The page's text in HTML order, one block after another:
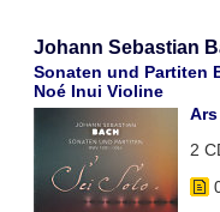
Johann Sebastian
Sonaten und Partiten
Noé Inui Violine
2